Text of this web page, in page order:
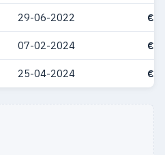
29-06-2022 €
07-02-2024 €
25-04-2024 €